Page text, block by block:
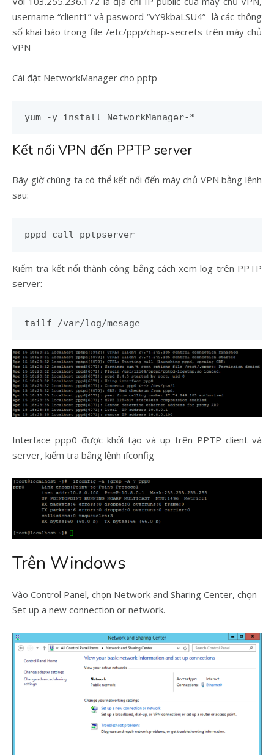
username “client1” và pasword “vY9kbaLSU4” là các thông
số khai báo trong file /etc/ppp/chap-secrets trên máy chủ
VPN
Cài đặt NetworkManager cho pptp
yum -y install NetworkManager-*
Kết nối VPN đến PPTP server
Bây giờ chúng ta có thể kết nối đến máy chủ VPN bằng lệnh
sau:
pppd call pptpserver
Kiểm tra kết nối thành công bằng cách xem log trên PPTP
server:
tailf /var/log/mesage
Interface ppp0 được khởi tạo và up trên PPTP client và
server, kiểm tra bằng lệnh ifconfig
Trên Windows
Vào Control Panel, chọn Network and Sharing Center, chọn
Set up a new connection or network.